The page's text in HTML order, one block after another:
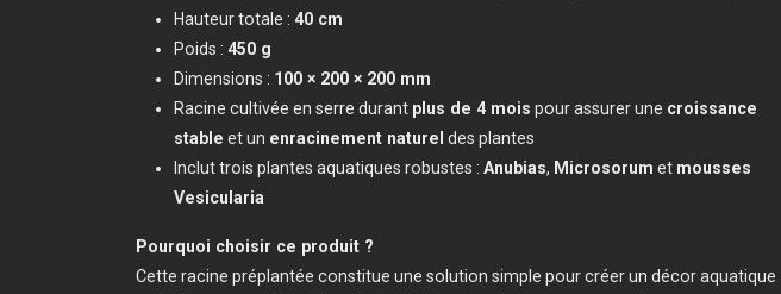
Hauteur totale : 40 cm
Poids : 450 g
Dimensions : 100 × 200 × 200 mm
Racine cultivée en serre durant plus de 4 mois pour assurer une croissance
stable et un enracinement naturel des plantes
Inclut trois plantes aquatiques robustes : Anubias, Microsorum et mousses
Vesicularia
Pourquoi choisir ce produit ?
Cette racine préplantée constitue une solution simple pour créer un décor aquatique